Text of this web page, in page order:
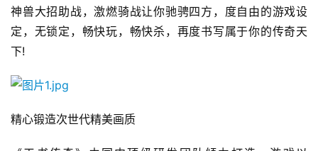
神兽大招助战，激燃骑战让你驰骋四方，度自由的游戏设
定，无锁定，畅快玩，畅快杀，再度书写属于你的传奇天
下!
精心锻造次世代精美画质